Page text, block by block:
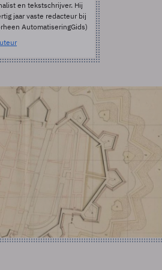
en tekstschrijver. Hij
jaar vaste redacteur bij
AutomatiseringGids)